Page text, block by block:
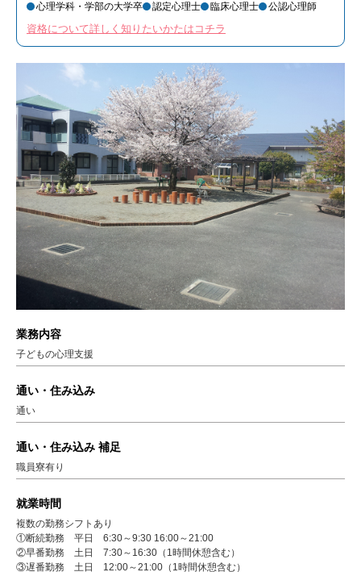
心理学科・学部の大学卒 認定心理士 臨床心理士 公認心理師
資格について詳しく知りたいかたはコチラ
業務内容
子どもの心理支援
通い・住み込み
通い
通い・住み込み 補足
職員寮有り
就業時間
複数の勤務シフトあり
①断続勤務 平日 6:30～9:30 16:00～21:00
②早番勤務 土日 7:30～16:30（1時間休憩含む）
③遅番勤務 土日 12:00～21:00（1時間休憩含む）